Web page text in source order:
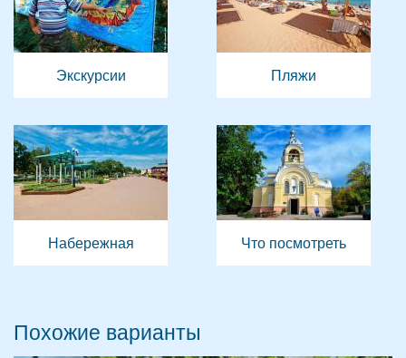
Экскурсии Пляжи
Набережная Что посмотреть
Похожие варианты